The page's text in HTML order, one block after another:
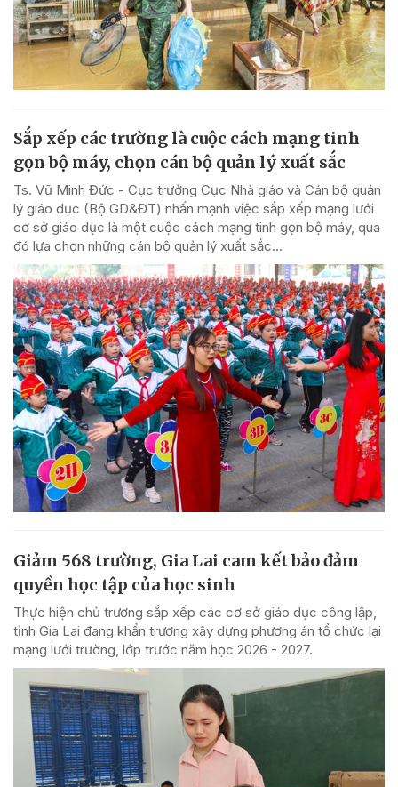
Sắp xếp các trường là cuộc cách mạng tinh
gọn bộ máy, chọn cán bộ quản lý xuất sắc
Ts. Vũ Minh Đức - Cục trưởng Cục Nhà giáo và Cán bộ quản
lý giáo dục (Bộ GD&ĐT) nhấn mạnh việc sắp xếp mạng lưới
cơ sở giáo dục là một cuộc cách mạng tinh gọn bộ máy, qua
đó lựa chọn những cán bộ quản lý xuất sắc...
Giảm 568 trường, Gia Lai cam kết bảo đảm
quyền học tập của học sinh
Thực hiện chủ trương sắp xếp các cơ sở giáo dục công lập,
tỉnh Gia Lai đang khẩn trương xây dựng phương án tổ chức lại
mạng lưới trường, lớp trước năm học 2026 - 2027.